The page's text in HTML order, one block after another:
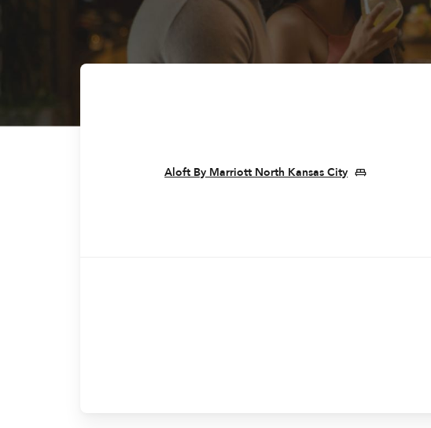
Aloft By Marriott North Kansas City